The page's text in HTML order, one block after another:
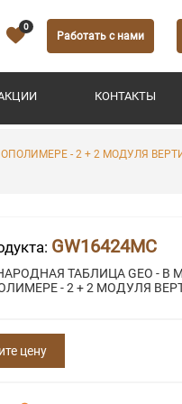
0
Работать с нами
КОНТАКТЫ
- 2 + 2 МОДУЛЯ
GW16424MC
ТАБЛИЦА GEO - В
- 2 + 2 МОДУЛЯ
цену